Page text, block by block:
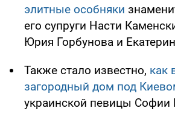
элитные особняки
его супруги Насти
Юрия Горбунова и
Также стало известно, как
загородный дом под
украинской певицы Софии